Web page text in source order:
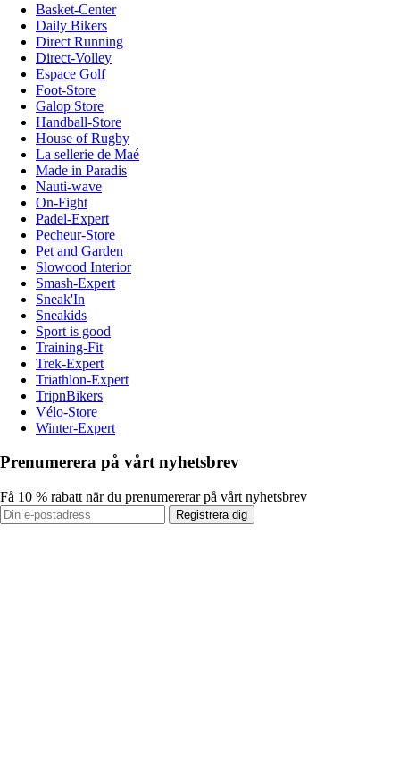
Basket-Center
Daily Bikers
Direct Running
Direct-Volley
Espace Golf
Foot-Store
Galop Store
Handball-Store
House of Rugby
La sellerie de Maé
Made in Paradis
Nauti-wave
On-Fight
Padel-Expert
Pecheur-Store
Pet and Garden
Slowood Interior
Smash-Expert
Sneak'In
Sneakids
Sport is good
Training-Fit
Trek-Expert
Triathlon-Expert
TripnBikers
Vélo-Store
Winter-Expert
Prenumerera på vårt nyhetsbrev
Få 10 % rabatt när du prenumererar på vårt nyhetsbrev
Registrera dig